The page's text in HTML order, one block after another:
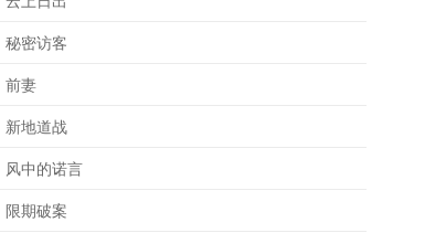
秘密访客
前妻
新地道战
风中的诺言
限期破案